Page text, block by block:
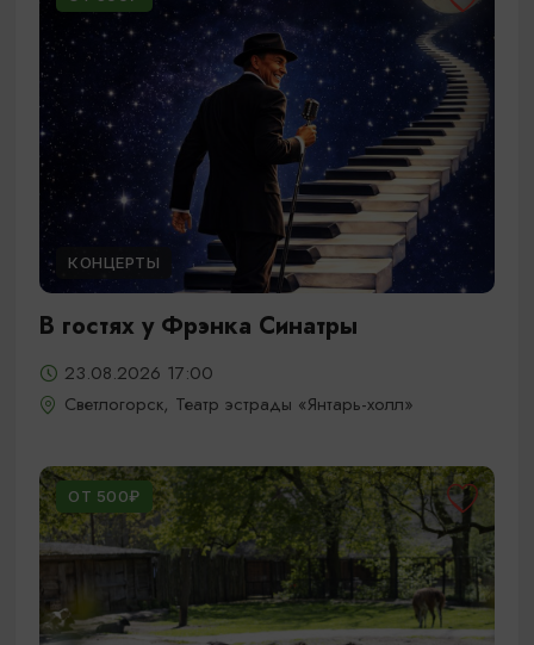
КОНЦЕРТЫ
В гостях у Фрэнка Синатры
23.08.2026 17:00
Светлогорск, Театр эстрады «Янтарь-холл»
ОТ 500₽